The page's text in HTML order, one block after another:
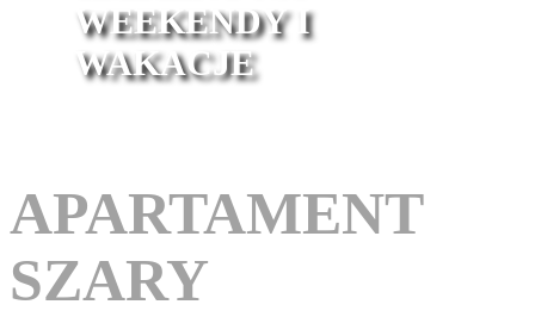
WEEKENDY I
WAKACJE
APARTAMENT
SZARY